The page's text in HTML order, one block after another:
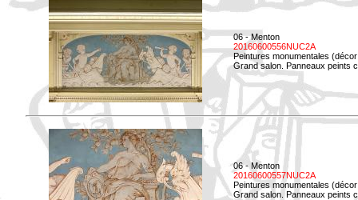
06 - Menton
20160600556NUC2A
Peintures monumentales
Grand salon. Panneaux peints
06 - Menton
20160600557NUC2A
Peintures monumentales
Grand salon. Panneaux peints